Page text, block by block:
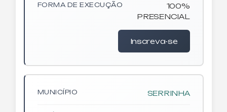
FORMA DE EXECUÇÃO
100%
PRESENCIAL
Inscreva-se
MUNICÍPIO SERRINHA